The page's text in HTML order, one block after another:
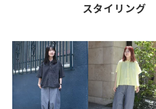
伸縮性：なし
裏地：なし
洗濯：可
……………………
綿100%
スタイリング